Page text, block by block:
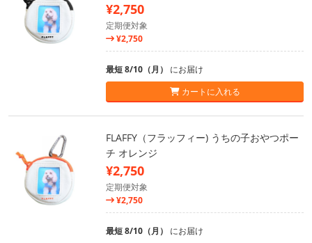
¥2,750
定期便対象
¥2,750
最短 8/10（月） にお届け
カートに入れる
FLAFFY（フラッフィー) うちの子おやつポー
チ オレンジ
¥2,750
定期便対象
¥2,750
最短 8/10（月） にお届け